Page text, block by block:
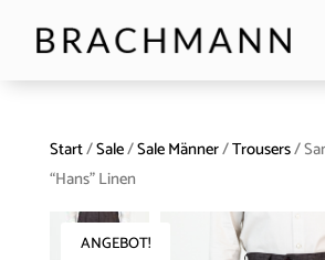
Start/Sale/Sale Männer/Trousers/
“Hans” Linen
ANGEBOT!